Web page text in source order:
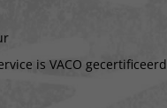
is VACO gecertificeerd